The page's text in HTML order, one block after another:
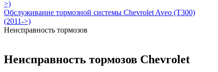
>)
Обслуживание тормозной системы Chevrolet Aveo (T300)
(2011->)
Неисправность тормозов
Неисправность тормозов Chevrolet